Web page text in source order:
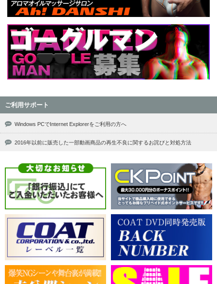
ご利用サポート
Windows PCでInternet Explorerをご利用の方へ
2016年以前に販売した一部動画商品の再生不良に関するお詫びと対処方法